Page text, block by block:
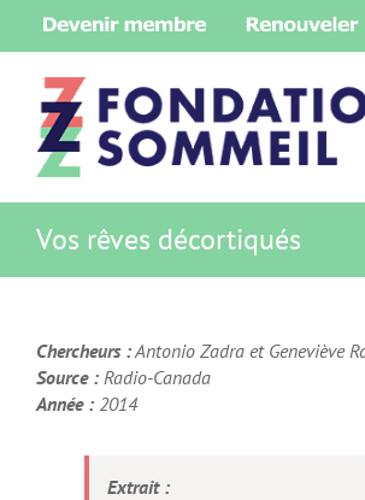
Devenir
membre
Renouveler
Vos rêves décortiqués
Chercheurs :Antonio Zadra et Geneviève
Source : Radio-Canada
Année :2014
Extrait :